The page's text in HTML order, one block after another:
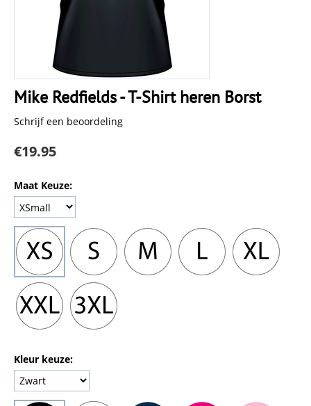
Mike Redfields - T-Shirt heren Borst
Schrijf een beoordeling
€19.95
Maat Keuze:
Kleur keuze: